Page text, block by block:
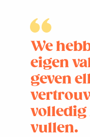
We
eigen
geven
volledig
vullen.